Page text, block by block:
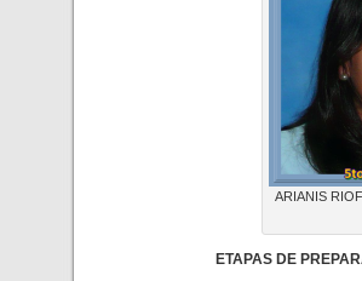
ARIANIS
ETAPAS DE